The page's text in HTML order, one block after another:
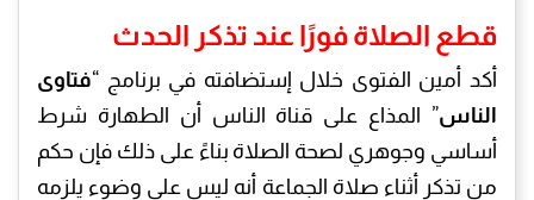
قطع الصلاة فورًا عند تذكر الحدث
أكد أمين الفتوى خلال إستضافته في برنامج “فتاوى
الناس” المذاع على قناة الناس أن الطهارة شرط
أساسي وجوهري لصحة الصلاة بناءً على ذلك فإن حكم
من تذكر أثناء صلاة الجماعة أنه ليس على وضوء يلزمه